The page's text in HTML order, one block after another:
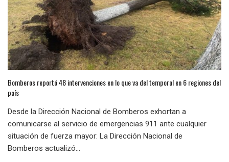
Bomberos reportó 48 intervenciones en lo que va del temporal en 6 regiones del
país
Desde la Dirección Nacional de Bomberos exhortan a
comunicarse al servicio de emergencias 911 ante cualquier
situación de fuerza mayor: La Dirección Nacional de
Bomberos actualizó...